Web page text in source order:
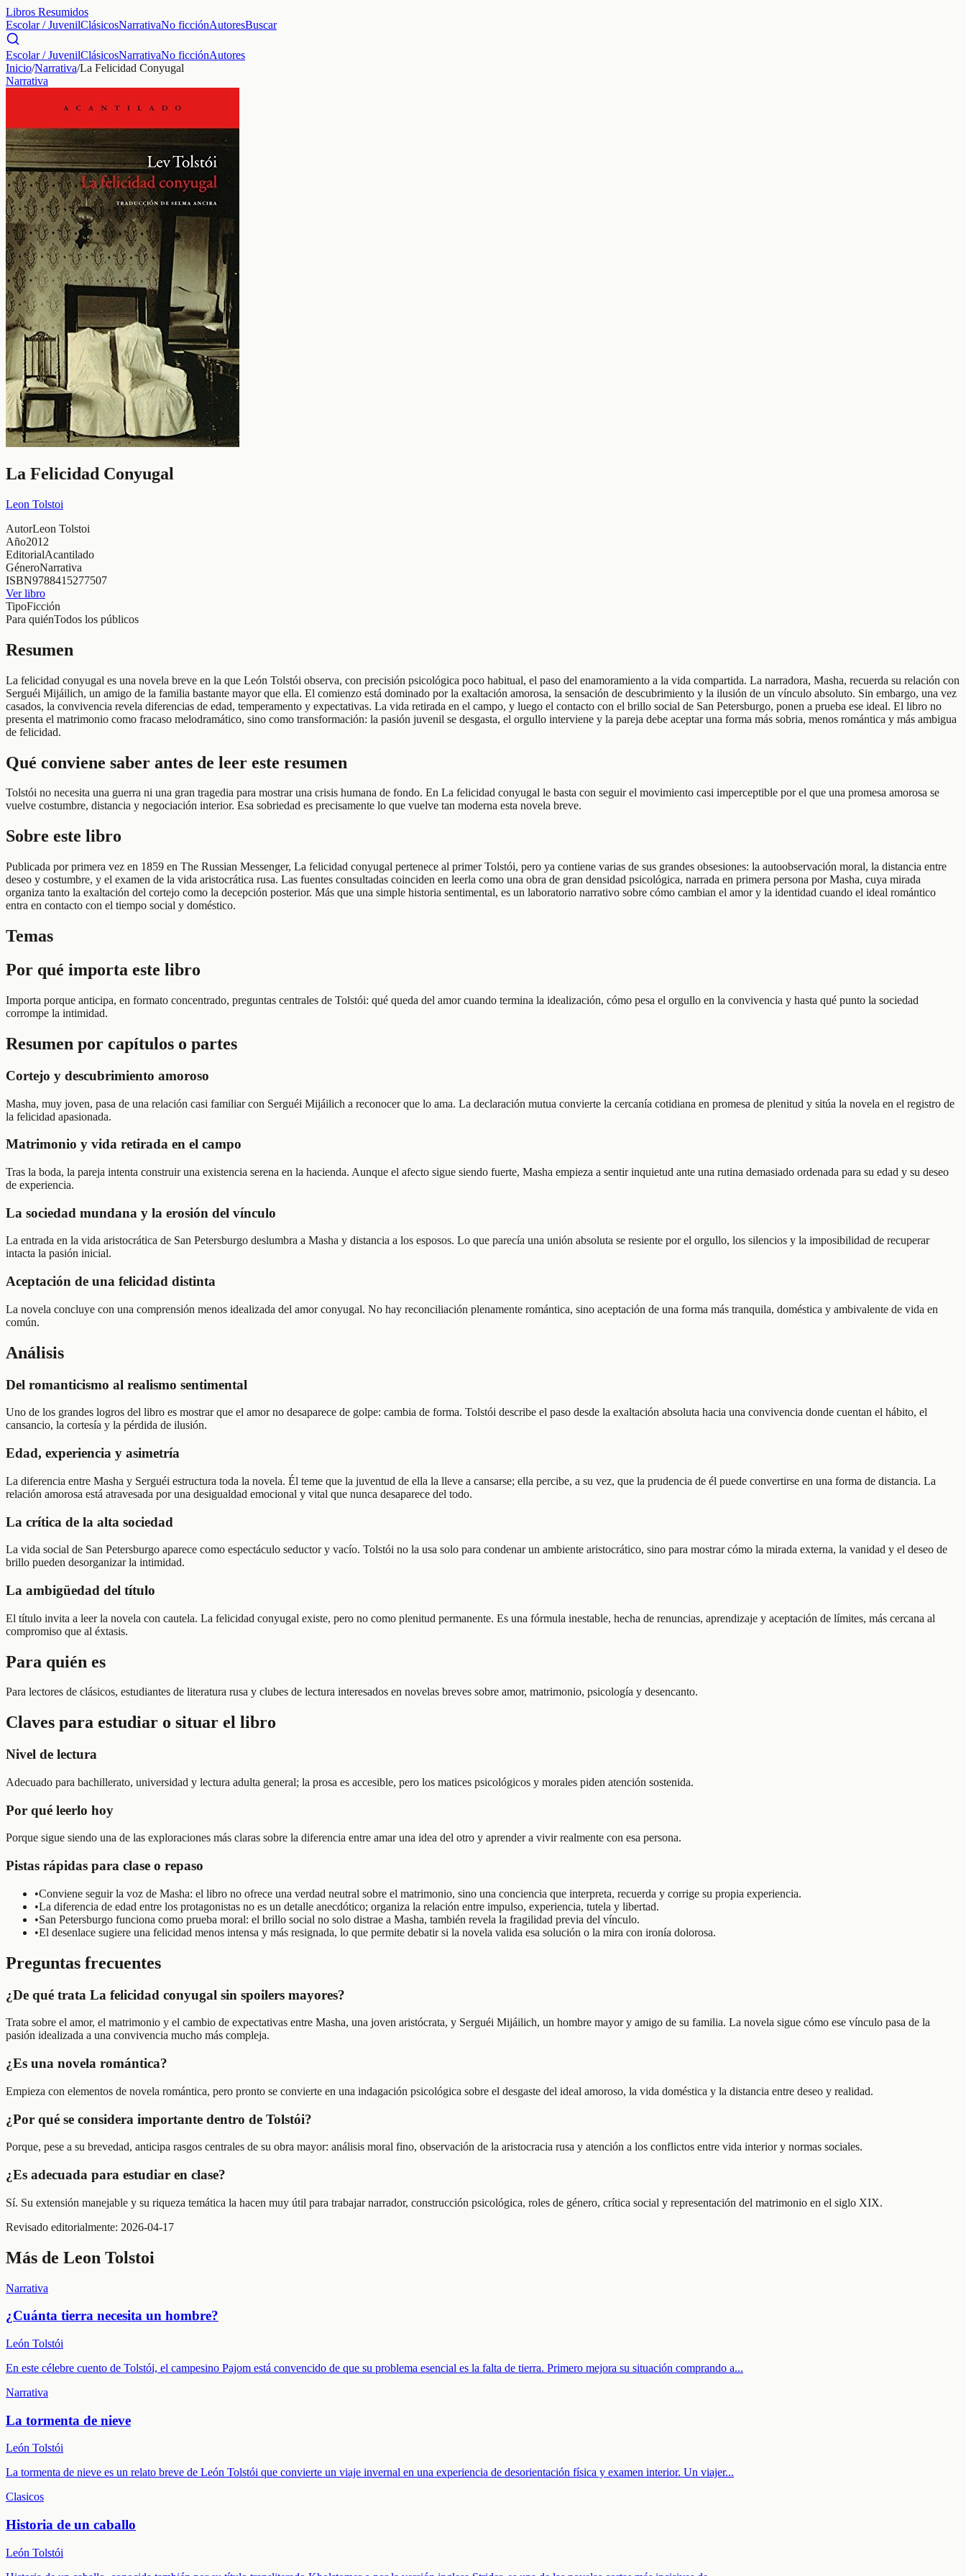
Libros Resumidos
Escolar / JuvenilClásicosNarrativaNo ficciónAutoresBuscar
Escolar / JuvenilClásicosNarrativaNo ficciónAutores
Inicio/Narrativa/La Felicidad Conyugal
Narrativa
La Felicidad Conyugal
Leon Tolstoi
AutorLeon Tolstoi
Año2012
EditorialAcantilado
GéneroNarrativa
ISBN9788415277507
Ver libro
TipoFicción
Para quiénTodos los públicos
Resumen
La felicidad conyugal es una novela breve en la que León Tolstói observa, con precisión psicológica poco habitual, el paso del enamoramiento a la vida compartida. La narradora, Masha, recuerda su relación con
Serguéi Mijáilich, un amigo de la familia bastante mayor que ella. El comienzo está dominado por la exaltación amorosa, la sensación de descubrimiento y la ilusión de un vínculo absoluto. Sin embargo, una vez
casados, la convivencia revela diferencias de edad, temperamento y expectativas. La vida retirada en el campo, y luego el contacto con el brillo social de San Petersburgo, ponen a prueba ese ideal. El libro no
presenta el matrimonio como fracaso melodramático, sino como transformación: la pasión juvenil se desgasta, el orgullo interviene y la pareja debe aceptar una forma más sobria, menos romántica y más ambigua
de felicidad.
Qué conviene saber antes de leer este resumen
Tolstói no necesita una guerra ni una gran tragedia para mostrar una crisis humana de fondo. En La felicidad conyugal le basta con seguir el movimiento casi imperceptible por el que una promesa amorosa se
vuelve costumbre, distancia y negociación interior. Esa sobriedad es precisamente lo que vuelve tan moderna esta novela breve.
Sobre este libro
Publicada por primera vez en 1859 en The Russian Messenger, La felicidad conyugal pertenece al primer Tolstói, pero ya contiene varias de sus grandes obsesiones: la autoobservación moral, la distancia entre
deseo y costumbre, y el examen de la vida aristocrática rusa. Las fuentes consultadas coinciden en leerla como una obra de gran densidad psicológica, narrada en primera persona por Masha, cuya mirada
organiza tanto la exaltación del cortejo como la decepción posterior. Más que una simple historia sentimental, es un laboratorio narrativo sobre cómo cambian el amor y la identidad cuando el ideal romántico
entra en contacto con el tiempo social y doméstico.
Temas
Por qué importa este libro
Importa porque anticipa, en formato concentrado, preguntas centrales de Tolstói: qué queda del amor cuando termina la idealización, cómo pesa el orgullo en la convivencia y hasta qué punto la sociedad
corrompe la intimidad.
Resumen por capítulos o partes
Cortejo y descubrimiento amoroso
Masha, muy joven, pasa de una relación casi familiar con Serguéi Mijáilich a reconocer que lo ama. La declaración mutua convierte la cercanía cotidiana en promesa de plenitud y sitúa la novela en el registro de
la felicidad apasionada.
Matrimonio y vida retirada en el campo
Tras la boda, la pareja intenta construir una existencia serena en la hacienda. Aunque el afecto sigue siendo fuerte, Masha empieza a sentir inquietud ante una rutina demasiado ordenada para su edad y su deseo
de experiencia.
La sociedad mundana y la erosión del vínculo
La entrada en la vida aristocrática de San Petersburgo deslumbra a Masha y distancia a los esposos. Lo que parecía una unión absoluta se resiente por el orgullo, los silencios y la imposibilidad de recuperar
intacta la pasión inicial.
Aceptación de una felicidad distinta
La novela concluye con una comprensión menos idealizada del amor conyugal. No hay reconciliación plenamente romántica, sino aceptación de una forma más tranquila, doméstica y ambivalente de vida en
común.
Análisis
Del romanticismo al realismo sentimental
Uno de los grandes logros del libro es mostrar que el amor no desaparece de golpe: cambia de forma. Tolstói describe el paso desde la exaltación absoluta hacia una convivencia donde cuentan el hábito, el
cansancio, la cortesía y la pérdida de ilusión.
Edad, experiencia y asimetría
La diferencia entre Masha y Serguéi estructura toda la novela. Él teme que la juventud de ella la lleve a cansarse; ella percibe, a su vez, que la prudencia de él puede convertirse en una forma de distancia. La
relación amorosa está atravesada por una desigualdad emocional y vital que nunca desaparece del todo.
La crítica de la alta sociedad
La vida social de San Petersburgo aparece como espectáculo seductor y vacío. Tolstói no la usa solo para condenar un ambiente aristocrático, sino para mostrar cómo la mirada externa, la vanidad y el deseo de
brillo pueden desorganizar la intimidad.
La ambigüedad del título
El título invita a leer la novela con cautela. La felicidad conyugal existe, pero no como plenitud permanente. Es una fórmula inestable, hecha de renuncias, aprendizaje y aceptación de límites, más cercana al
compromiso que al éxtasis.
Para quién es
Para lectores de clásicos, estudiantes de literatura rusa y clubes de lectura interesados en novelas breves sobre amor, matrimonio, psicología y desencanto.
Claves para estudiar o situar el libro
Nivel de lectura
Adecuado para bachillerato, universidad y lectura adulta general; la prosa es accesible, pero los matices psicológicos y morales piden atención sostenida.
Por qué leerlo hoy
Porque sigue siendo una de las exploraciones más claras sobre la diferencia entre amar una idea del otro y aprender a vivir realmente con esa persona.
Pistas rápidas para clase o repaso
•Conviene seguir la voz de Masha: el libro no ofrece una verdad neutral sobre el matrimonio, sino una conciencia que interpreta, recuerda y corrige su propia experiencia.
•La diferencia de edad entre los protagonistas no es un detalle anecdótico; organiza la relación entre impulso, experiencia, tutela y libertad.
•San Petersburgo funciona como prueba moral: el brillo social no solo distrae a Masha, también revela la fragilidad previa del vínculo.
•El desenlace sugiere una felicidad menos intensa y más resignada, lo que permite debatir si la novela valida esa solución o la mira con ironía dolorosa.
Preguntas frecuentes
¿De qué trata La felicidad conyugal sin spoilers mayores?
Trata sobre el amor, el matrimonio y el cambio de expectativas entre Masha, una joven aristócrata, y Serguéi Mijáilich, un hombre mayor y amigo de su familia. La novela sigue cómo ese vínculo pasa de la
pasión idealizada a una convivencia mucho más compleja.
¿Es una novela romántica?
Empieza con elementos de novela romántica, pero pronto se convierte en una indagación psicológica sobre el desgaste del ideal amoroso, la vida doméstica y la distancia entre deseo y realidad.
¿Por qué se considera importante dentro de Tolstói?
Porque, pese a su brevedad, anticipa rasgos centrales de su obra mayor: análisis moral fino, observación de la aristocracia rusa y atención a los conflictos entre vida interior y normas sociales.
¿Es adecuada para estudiar en clase?
Sí. Su extensión manejable y su riqueza temática la hacen muy útil para trabajar narrador, construcción psicológica, roles de género, crítica social y representación del matrimonio en el siglo XIX.
Revisado editorialmente: 2026-04-17
Más de Leon Tolstoi
Narrativa
¿Cuánta tierra necesita un hombre?
León Tolstói
En este célebre cuento de Tolstói, el campesino Pajom está convencido de que su problema esencial es la falta de tierra. Primero mejora su situación comprando a...
Narrativa
La tormenta de nieve
León Tolstói
La tormenta de nieve es un relato breve de León Tolstói que convierte un viaje invernal en una experiencia de desorientación física y examen interior. Un viajer...
Clasicos
Historia de un caballo
León Tolstói